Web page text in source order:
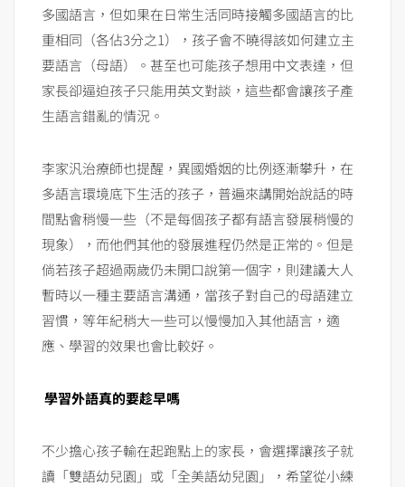
多國語言，但如果在日常生活同時接觸多國語言的比
重相同（各佔3分之1），孩子會不曉得該如何建立主
要語言（母語）。甚至也可能孩子想用中文表達，但
家長卻逼迫孩子只能用英文對談，這些都會讓孩子產
生語言錯亂的情況。
李家汎治療師也提醒，異國婚姻的比例逐漸攀升，在
多語言環境底下生活的孩子，普遍來講開始說話的時
間點會稍慢一些（不是每個孩子都有語言發展稍慢的
現象），而他們其他的發展進程仍然是正常的。但是
倘若孩子超過兩歲仍未開口說第一個字，則建議大人
暫時以一種主要語言溝通，當孩子對自己的母語建立
習慣，等年紀稍大一些可以慢慢加入其他語言，適
應、學習的效果也會比較好。
學習外語真的要趁早嗎
不少擔心孩子輸在起跑點上的家長，會選擇讓孩子就
讀「雙語幼兒園」或「全美語幼兒園」，希望從小練